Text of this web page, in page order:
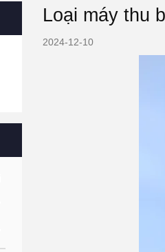
Loại máy thu
2024-12-10